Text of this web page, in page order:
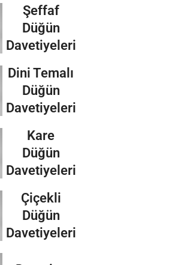
Şeffaf
Düğün
Davetiyeleri
Dini Temalı
Düğün
Davetiyeleri
Kare
Düğün
Davetiyeleri
Çiçekli
Düğün
Davetiyeleri